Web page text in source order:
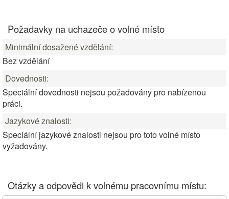
Požadavky na uchazeče o volné místo
Minimální dosažené vzdělání:
Bez vzdělání
Dovednosti:
Speciální dovednosti nejsou požadovány pro nabízenou
práci.
Jazykové znalosti:
Speciální jazykové znalosti nejsou pro toto volné místo
vyžadovány.
Otázky a odpovědi k volnému pracovnímu místu: